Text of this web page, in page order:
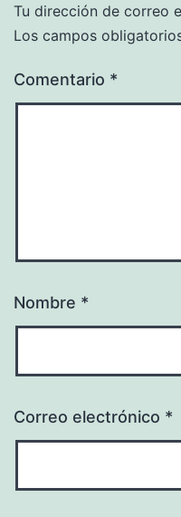
Tu dirección de correo
Los campos
Comentario *
Nombre *
Correo electrónico *